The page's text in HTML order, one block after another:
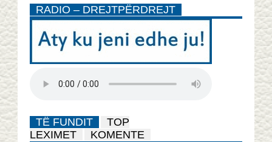
RADIO – DREJTPËRDREJT
TË FUNDIT
TOP
LEXIMET
KOMENTE